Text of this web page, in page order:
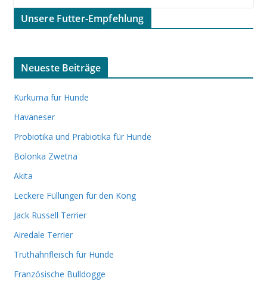
Unsere Futter-Empfehlung
Neueste Beiträge
Kurkuma für Hunde
Havaneser
Probiotika und Präbiotika für Hunde
Bolonka Zwetna
Akita
Leckere Füllungen für den Kong
Jack Russell Terrier
Airedale Terrier
Truthahnfleisch für Hunde
Französische Bulldogge